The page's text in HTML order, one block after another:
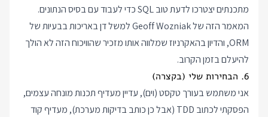
מתכנתים יצטרכו לדעת טוב SQL כדי לעבוד עם בסיס הנתונים.
המאמרהזה של Geoff Wozniak
למשל דן באריכות בבעיות של
ORM, והדיון
בהאקרניוז שמלווה אותומזכיר שהוויכוח הזה לא הולך
להיעלם בזמן הקרוב.
6. הבחירות שלי (בקצרה)
אני משתמש בעורך טקסט (וים), עדיין מעדיף תכנות מונחה עצמים,
הפסקתי לכתוב TDD (אבל כן כותב בדיקות מערכת), מעדיף קוד